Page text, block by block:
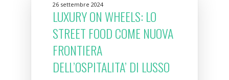
26 settembre 2024
LUXURY ON WHEELS: LO
STREET FOOD COME NUOVA
FRONTIERA
DELL’OSPITALITA’ DI LUSSO